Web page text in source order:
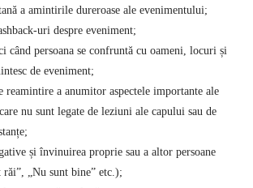
a amintirile dureroase ale evenimentului;
uri despre eveniment;
când persoana se confruntă cu oameni, locuri și
de eveniment;
reamintire a anumitor aspectele importante ale
nu sunt legate de leziuni ale capului sau de
și învinuirea proprie sau a altor persoane
răi”, „Nu sunt bine” etc.);